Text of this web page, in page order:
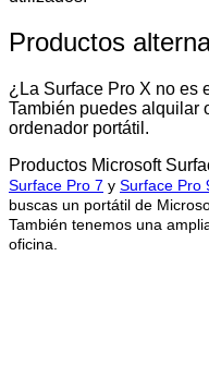
Productos
¿La Surface Pro X no es
También puedes alquilar
ordenador portátil.
Productos Microsoft
Surface Pro 7 y Surface Pro
buscas un portátil de
También tenemos una
oficina